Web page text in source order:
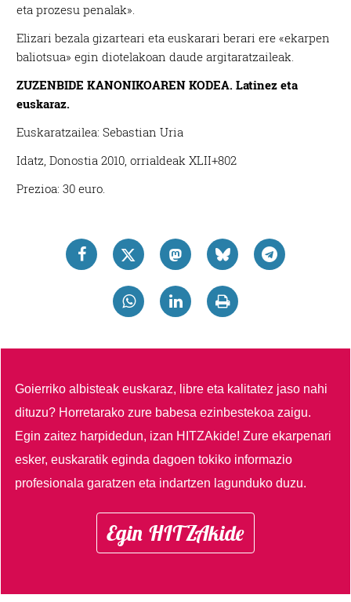
eta prozesu penalak».
Elizari bezala gizarteari eta euskarari berari ere «ekarpen
baliotsua» egin diotelakoan daude argitaratzaileak.
ZUZENBIDE KANONIKOAREN KODEA. Latinez eta
euskaraz.
Euskaratzailea: Sebastian Uria
Idatz, Donostia 2010, orrialdeak XLII+802
Prezioa: 30 euro.
Goierriko albisteak euskaraz, libre eta kalitatez jaso nahi
dituzu? Horretarako zure babesa ezinbestekoa zaigu.
Egin zaitez harpidedun, izan HITZAkide!Zure ekarpenari
esker, euskaratik eginda dagoen tokiko informazio
profesionala garatzen eta indartzen lagunduko duzu.
Egin HITZAkide